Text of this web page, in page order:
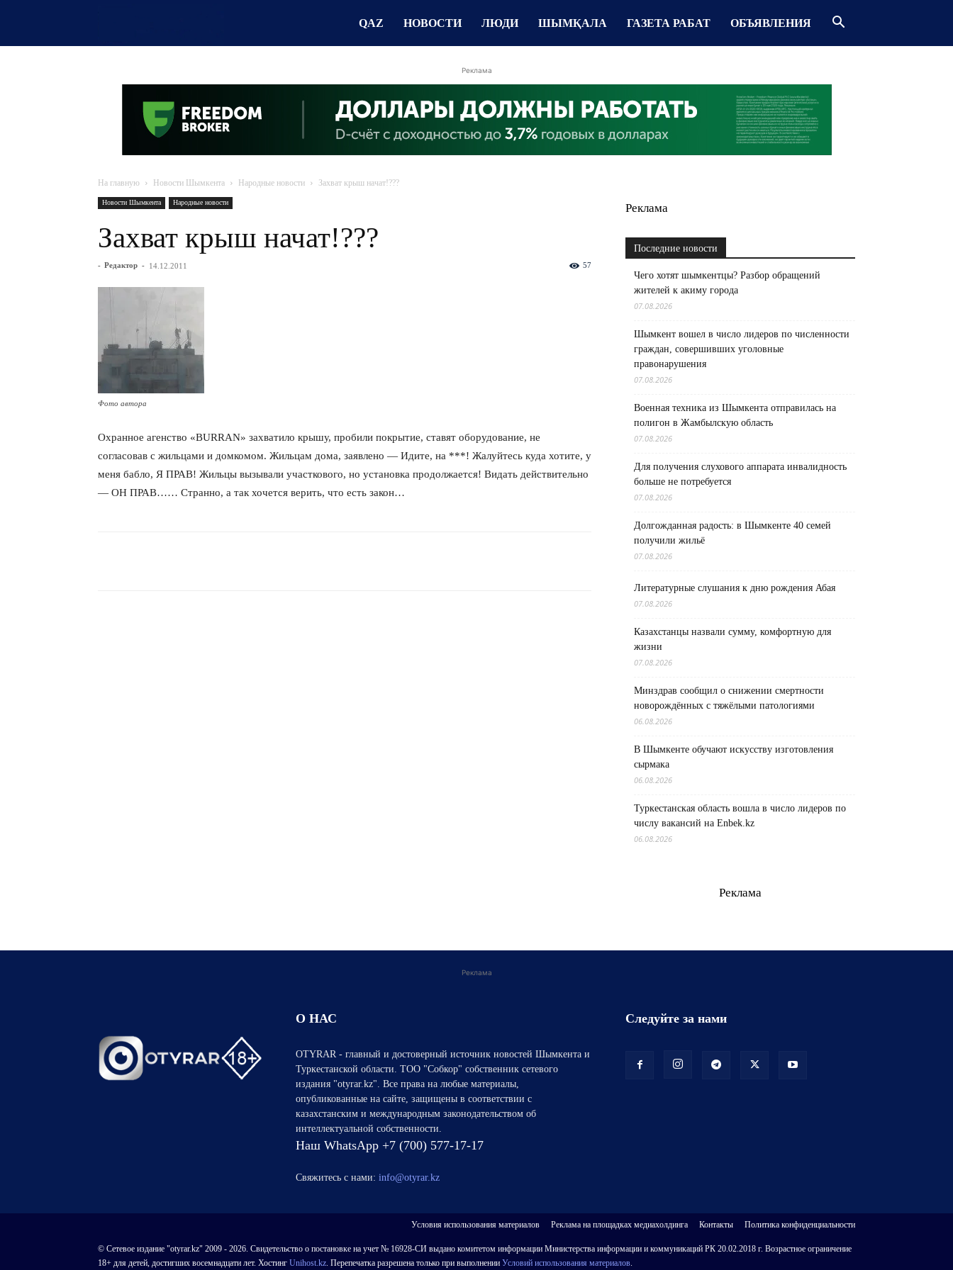
QAZ НОВОСТИ ЛЮДИ ШЫМҚАЛА ГАЗЕТА РАБАТ ОБЪЯВЛЕНИЯ
Реклама
На главную Новости Шымкента Народные новости Захват крыш начат!???
Новости Шымкента Народные новости
Захват крыш начат!???
- Редактор - 14.12.2011 57
Фото автора
Охранное агенство «BURRAN» захватило крышу, пробили покрытие, ставят оборудование, не
согласовав с жильцами и домкомом. Жильцам дома, заявлено — Идите, на ***! Жалуйтесь куда хотите, у
меня бабло, Я ПРАВ! Жильцы вызывали участкового, но установка продолжается! Видать действительно
— ОН ПРАВ…… Странно, а так хочется верить, что есть закон…
Реклама
Последние новости
Чего хотят шымкентцы? Разбор обращений
жителей к акиму города
07.08.2026
Шымкент вошел в число лидеров по численности
граждан, совершивших уголовные
правонарушения
07.08.2026
Военная техника из Шымкента отправилась на
полигон в Жамбылскую область
07.08.2026
Для получения слухового аппарата инвалидность
больше не потребуется
07.08.2026
Долгожданная радость: в Шымкенте 40 семей
получили жильё
07.08.2026
Литературные слушания к дню рождения Абая
07.08.2026
Казахстанцы назвали сумму, комфортную для
жизни
07.08.2026
Минздрав сообщил о снижении смертности
новорождённых с тяжёлыми патологиями
06.08.2026
В Шымкенте обучают искусству изготовления
сырмака
06.08.2026
Туркестанская область вошла в число лидеров по
числу вакансий на Enbek.kz
06.08.2026
Реклама
Реклама
О НАС
OTYRAR - главный и достоверный источник новостей Шымкента и
Туркестанской области. ТОО "Собкор" собственник сетевого
издания "otyrar.kz". Все права на любые материалы,
опубликованные на сайте, защищены в соответствии с
казахстанским и международным законодательством об
интеллектуальной собственности.
Наш WhatsApp +7 (700) 577-17-17
Свяжитесь с нами: info@otyrar.kz
Следуйте за нами
Условия использования материалов Реклама на площадках медиахолдинга Контакты Политика конфиденциальности
© Сетевое издание "otyrar.kz" 2009 - 2026. Свидетельство о постановке на учет № 16928-СИ выдано комитетом информации Министерства информации и коммуникаций РК 20.02.2018 г. Возрастное ограничение
18+ для детей, достигших восемнадцати лет. Хостинг Unihost.kz. Перепечатка разрешена только при выполнении Условий использования материалов.